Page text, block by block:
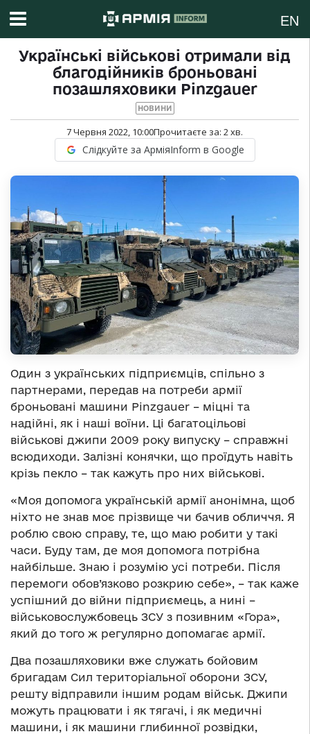
EN
Українські військові отримали від
благодійників броньовані
позашляховики Pinzgauer
НОВИНИ
7 Червня 2022, 10:00Прочитаєте за: 2хв.
Слідкуйте за АрміяInform в Google
Один з українських підприємців, спільно з
партнерами, передав на потреби армії
броньовані машини Pinzgauer – міцні та
надійні, як і наші воїни. Ці багатоцільові
військові джипи 2009 року випуску – справжні
всюдиходи. Залізні конячки, що проїдуть навіть
крізь пекло – так кажуть про них військові.
«Моя допомога українській армії анонімна, щоб
ніхто не знав моє прізвище чи бачив обличчя. Я
роблю свою справу, те, що маю робити у такі
часи. Буду там, де моя допомога потрібна
найбільше. Знаю і розумію усі потреби. Після
перемоги обов’язково розкрию себе», – так каже
успішний до війни підприємець, а нині –
військовослужбовець ЗСУ з позивним «Гора»,
який до того ж регулярно допомагає армії.
Два позашляховики вже служать бойовим
бригадам Сил територіальної оборони ЗСУ,
решту відправили іншим родам військ. Джипи
можуть працювати і як тягачі, і як медичні
машини, і як машини глибинної розвідки,